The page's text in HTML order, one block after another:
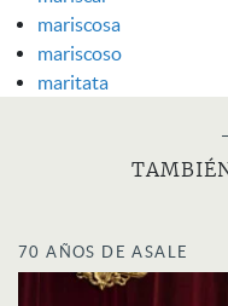
mariscosa
mariscoso
maritata
70 AÑOS DE ASALE